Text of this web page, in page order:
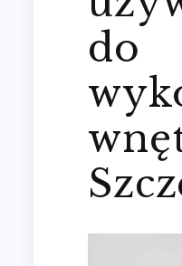
do